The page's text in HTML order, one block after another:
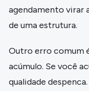
agendamento virar
de uma estrutura.
Outro erro comum
acúmulo. Se você
qualidade